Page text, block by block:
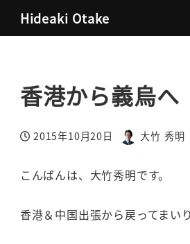
Hideaki Otake
大竹秀明 公式サイト
香港から義烏へ
投稿日
2015年10月20日
著
大竹 秀明
こんばんは、大竹秀明です。
香港＆中国出張から戻ってまい